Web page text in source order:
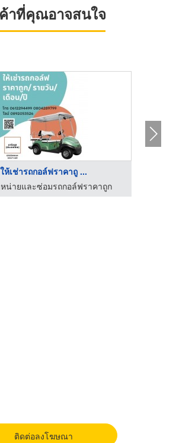
าที่คุณอาจสนใจ
ให้เช่ารถกอล์ฟราคาถู ...
น่ายและซ่อมรถกอล์ฟราคาถูก
ติดต่อลงโฆษณา